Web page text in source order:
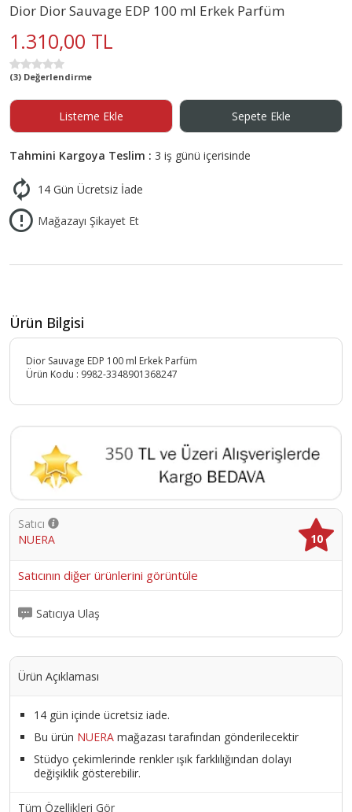
Dior Dior Sauvage EDP 100 ml Erkek Parfüm
1.310,00 TL
(3) Değerlendirme
Listeme Ekle Sepete Ekle
Tahmini Kargoya Teslim : 3 iş günü içerisinde
14 Gün Ücretsiz İade
Mağazayı Şikayet Et
Ürün Bilgisi
Dior Sauvage EDP 100 ml Erkek Parfüm
Ürün Kodu : 9982-3348901368247
Satıcı
NUERA
10
Satıcının diğer ürünlerini görüntüle
Satıcıya Ulaş
Ürün Açıklaması
14 gün içinde ücretsiz iade.
Bu ürün NUERA mağazası tarafından gönderilecektir
Stüdyo çekimlerinde renkler ışık farklılığından dolayı
değişiklik gösterebilir.
Tüm Özellikleri Gör